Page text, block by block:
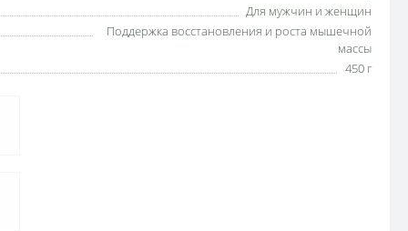
Для мужчин и женщин
Поддержка восстановления и роста мышечной
массы
450 г